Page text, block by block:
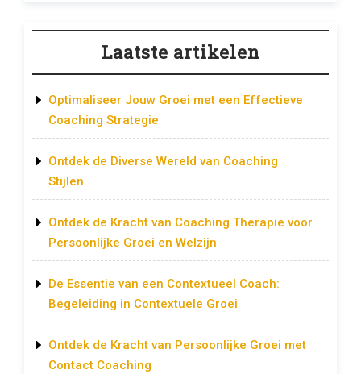
Laatste artikelen
Optimaliseer Jouw Groei met een Effectieve
Coaching Strategie
Ontdek de Diverse Wereld van Coaching
Stijlen
Ontdek de Kracht van Coaching Therapie voor
Persoonlijke Groei en Welzijn
De Essentie van een Contextueel Coach:
Begeleiding in Contextuele Groei
Ontdek de Kracht van Persoonlijke Groei met
Contact Coaching